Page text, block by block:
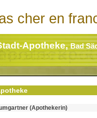
cher en
Apotheke,Bad
(Apothekerin)